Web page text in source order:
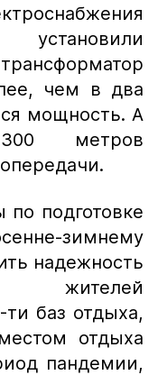
чем в два
мощность. А
метров
подготовке
зимнему
надежность
жителей
ти баз отдыха,
отдыха
пандемии,